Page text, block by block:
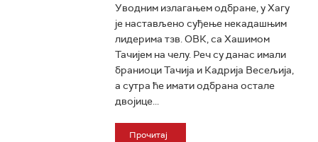
Уводним излагањем одбране, у Хагу
је настављено суђење некадашњим
лидерима тзв. ОВК, са Хашимом
Тачијем на челу. Реч су данас имали
браниоци Тачија и Кадрија Весељија,
а сутра ће имати одбрана остале
двојице...
Прочитај